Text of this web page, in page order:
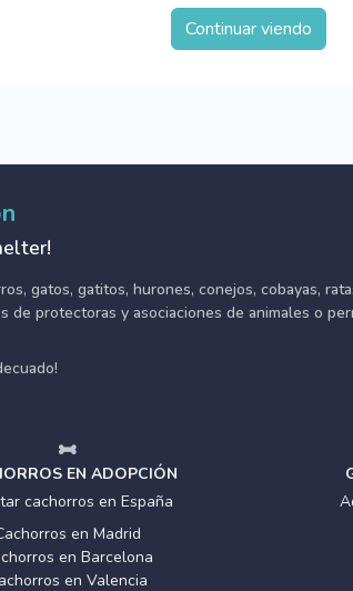
Continuar viendo
gatos, gatitos, hurones, conejos, cobayas,
de protectoras y asociaciones de animales o
EN ADOPCIÓN
cachorros en España
en Madrid
en Barcelona
en Valencia